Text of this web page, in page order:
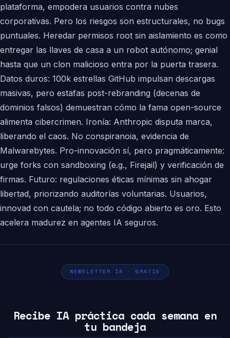
plataforma, empodera usuarios contra nubes
corporativas. Pero los riesgos son estructurales, no bugs
puntuales. Heredar permisos root sin aislamiento es como
entregar las llaves de casa a un robot autónomo; genial
hasta que un clon malicioso entra por la puerta trasera.
Datos duros: 100k estrellas GitHub impulsan descargas
masivas, pero estafas post-rebranding (decenas de
dominios falsos) demuestran cómo la fama open-source
alimenta cibercrimen. Ironía: Anthropic disputa marca,
liberando el caos. No conspiranoia, evidencia de
Malwarebytes. Pro-innovación sí, pero pragmáticamente:
urge forks con sandboxing (e.g., Firejail) y verificación de
firmas. Futuro: regulaciones éticas mínimas sin ahogar
libertad, priorizando auditorías voluntarias. Usuarios,
innovad con cautela; no todo código abierto es oro. Esto
acelera madurez en agentes IA seguros.
NEWSLETTER IA · GRATIS
Recibe IA práctica cada semana en
tu bandeja